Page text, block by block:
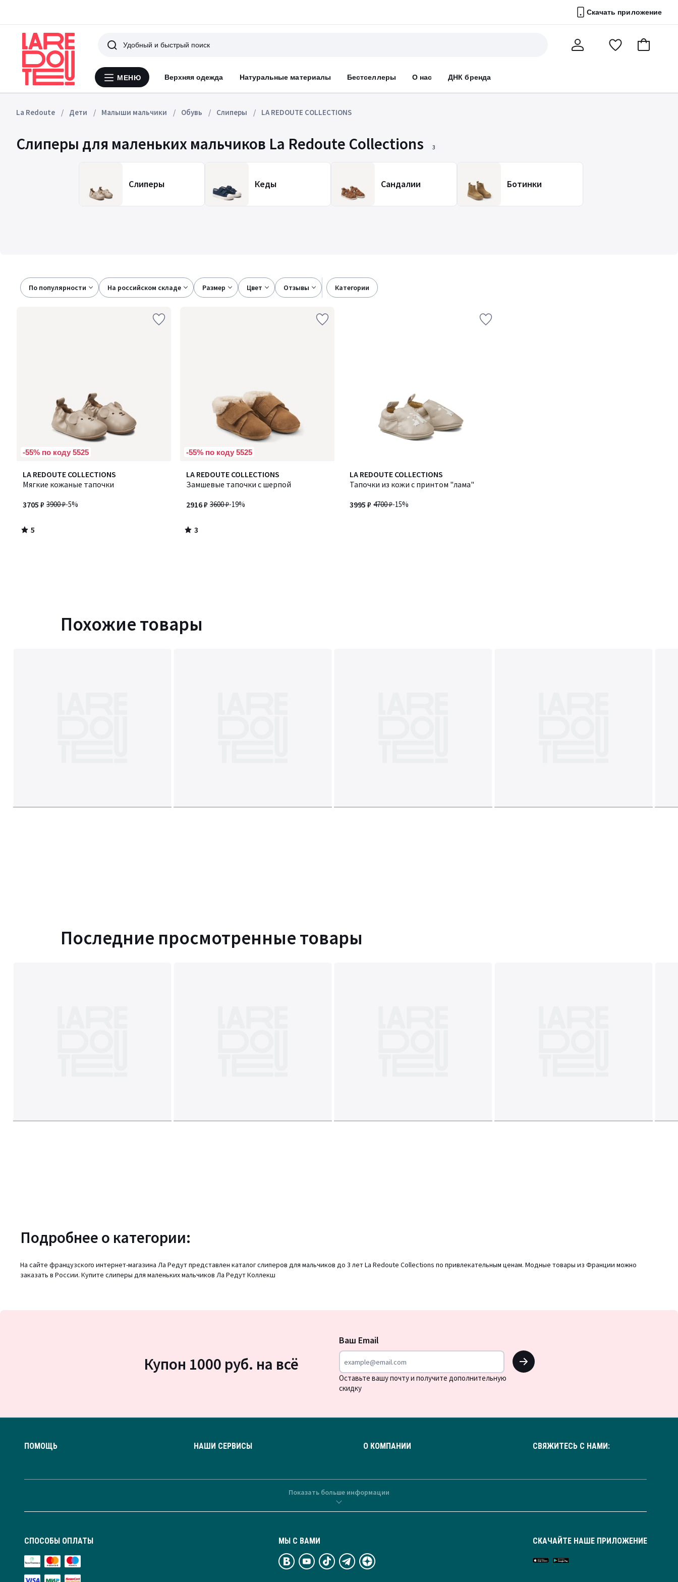
Скачать приложение
Меню
МЕНЮ Верхняя одежда Натуральные материалы Бестселлеры О нас ДНК бренда
Поиск
ПерейтиВ
La Redoute Дети Малыши мальчики Обувь Слиперы LA REDOUTE COLLECTIONS
Слиперы для маленьких мальчиков La Redoute Collections 3
Слиперы Кеды Сандалии Ботинки
По популярности на российском складе размер цвет отзывы категории
-55% по коду 5525
LA REDOUTE COLLECTIONS
Мягкие кожаные тапочки
3900 ₽-5%
3705 ₽
5
/
5
/
-55% по коду 5525
LA REDOUTE COLLECTIONS
Замшевые тапочки с шерпой
3600 ₽-19%
2916 ₽
3
/
3
/
LA REDOUTE COLLECTIONS
Тапочки из кожи с принтом "лама"
4700 ₽-15%
3995 ₽
Похожие товары
Последние просмотренные товары
Подробнее о категории:
На сайте французского интернет-магазина Ла Редут представлен каталог слиперов для мальчиков до 3 лет La Redoute Collections по привлекательным ценам. Модные товары из Франции можно
заказать в России. Купите слиперы для маленьких мальчиков Ла Редут Коллекш
новости
Купон 1000 руб. на всё
Ваш Email
OK
Оставьте вашу почту и получите дополнительную
скидку
ПОМОЩЬ НАШИ СЕРВИСЫ О КОМПАНИИ СВЯЖИТЕСЬ С НАМИ:
Показать больше информации
СПОСОБЫ ОПЛАТЫ МЫ С ВАМИ СКАЧАЙТЕ НАШЕ ПРИЛОЖЕНИЕ